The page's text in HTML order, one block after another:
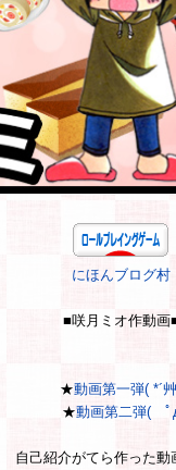
にほんブログ村
■咲月ミオ作動画
★動画第一弾( *´
★動画第二弾( ﾟ
自己紹介がてら作った動